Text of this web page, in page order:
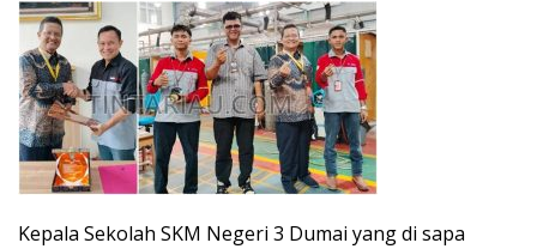
Kepala Sekolah SKM Negeri 3 Dumai yang di sapa